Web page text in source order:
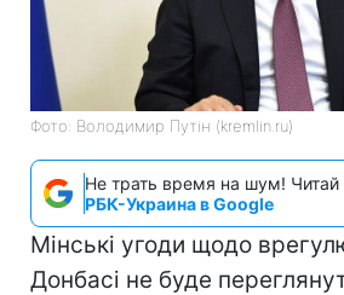
Фото: Володимир Путін (kremlin.ru)
Не трать время на шум! Читай
РБК-Украина в Google
Мінські угоди щодо
Донбасі не буде